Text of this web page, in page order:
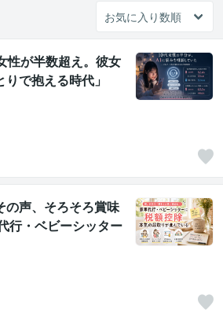
性が半数超え。彼女
で抱える時代」
らせていた
の声、そろそろ賞味
行・ベビーシッター
気の段取りが進ん